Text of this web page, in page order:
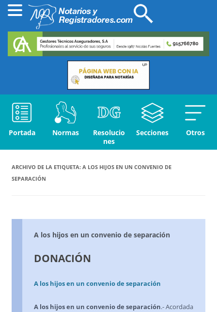
Portada Normas
Resolucio
nes
Secciones Otros
ARCHIVO DE LA ETIQUETA: A LOS HIJOS EN UN CONVENIO DE
SEPARACIÓN
A los hijos en un convenio de separación
DONACIÓN
A los hijos en un convenio de separación
A los hijos en un convenio de separación.- Acordada